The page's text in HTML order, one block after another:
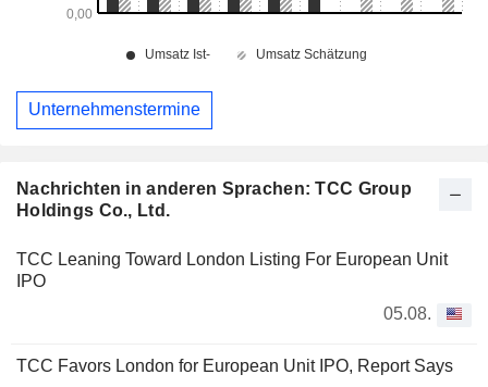
Nachrichten in anderen Sprachen: TCC Group
Holdings Co., Ltd.
TCC Leaning Toward London Listing For European Unit
IPO
05.08.
TCC Favors London for European Unit IPO, Report Says
Unternehmenstermine